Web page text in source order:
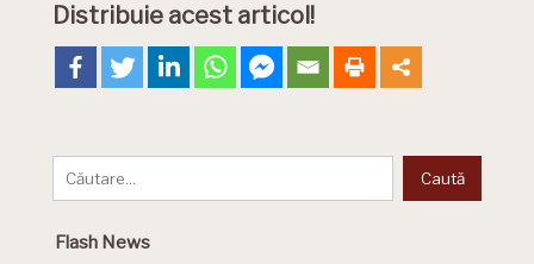
Distribuie acest articol!
Flash News